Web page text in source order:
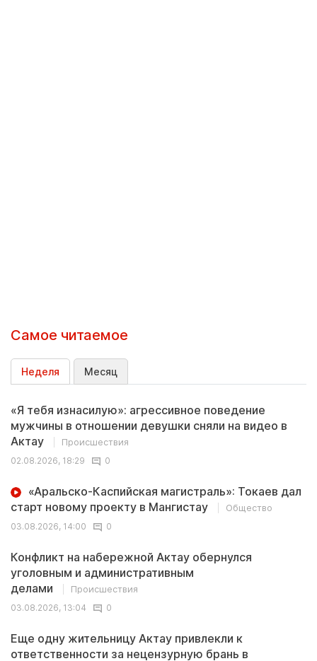
Самое читаемое
Неделя Месяц
«Я тебя изнасилую»: агрессивное поведение
мужчины в отношении девушки сняли на видео в
Актау
Происшествия
02.08.2026, 18:29
0
«Аральско-Каспийская магистраль»: Токаев дал
старт новому проекту в Мангистау
Общество
03.08.2026, 14:00
0
Конфликт на набережной Актау обернулся
уголовным и административным
делами
Происшествия
03.08.2026, 13:04
0
Еще одну жительницу Актау привлекли к
ответственности за нецензурную брань в